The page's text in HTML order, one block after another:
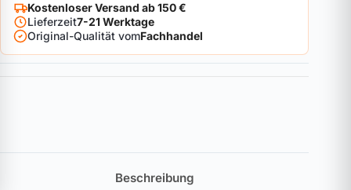
Kostenloser Versand ab 150 €
Lieferzeit7-21 Werktage
Original-Qualität vomFachhandel
Beschreibung